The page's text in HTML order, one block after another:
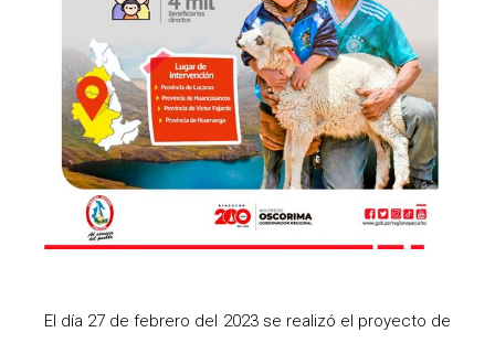
El día 27 de febrero del 2023 se realizó el proyecto de